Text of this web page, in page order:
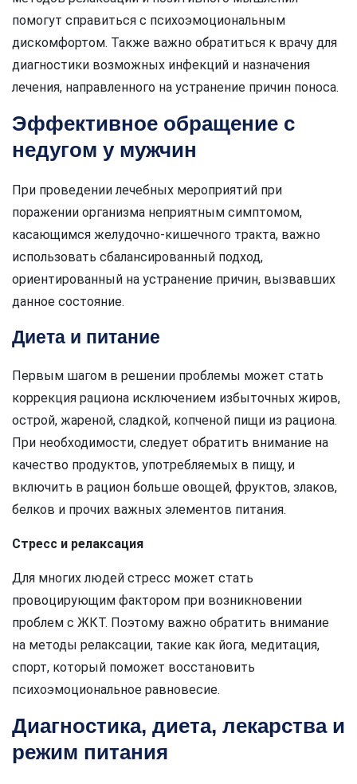
помогут справиться с психоэмоциональным
дискомфортом. Также важно обратиться к врачу для
диагностики возможных инфекций и назначения
лечения, направленного на устранение причин поноса.
Эффективное обращение с
недугом у мужчин
При проведении лечебных мероприятий при
поражении организма неприятным симптомом,
касающимся желудочно-кишечного тракта, важно
использовать сбалансированный подход,
ориентированный на устранение причин, вызвавших
данное состояние.
Диета и питание
Первым шагом в решении проблемы может стать
коррекция рациона исключением избыточных жиров,
острой, жареной, сладкой, копченой пищи из рациона.
При необходимости, следует обратить внимание на
качество продуктов, употребляемых в пищу, и
включить в рацион больше овощей, фруктов, злаков,
белков и прочих важных элементов питания.
Стресс и релаксация
Для многих людей стресс может стать
провоцирующим фактором при возникновении
проблем с ЖКТ. Поэтому важно обратить внимание
на методы релаксации, такие как йога, медитация,
спорт, который поможет восстановить
психоэмоциональное равновесие.
Диагностика, диета, лекарства и
режим питания